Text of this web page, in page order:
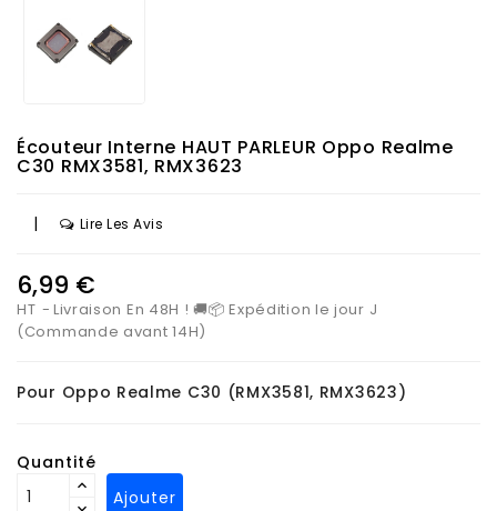
Écouteur Interne HAUT PARLEUR Oppo Realme
C30 RMX3581, RMX3623
| Lire Les Avis
6,99 €
HT
Livraison En 48H ! 🚚📦 Expédition le jour J
(Commande avant 14H)
Pour Oppo Realme C30 (RMX3581, RMX3623)
Quantité
Ajouter